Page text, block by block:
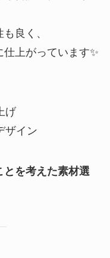
良く、
上がっています✨
げ
ザイン
とを考えた素材選